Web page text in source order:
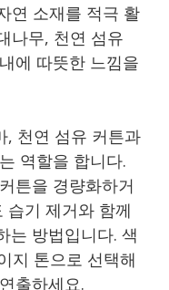
연 소재를 적극 활
나무, 천연 섬유
에 따뜻한 느낌을
, 천연 섬유 커튼과
역할을 합니다.
튼을 경량화하거
습기 제거와 함께
는 방법입니다. 색
지 톤으로 선택해
출하세요.